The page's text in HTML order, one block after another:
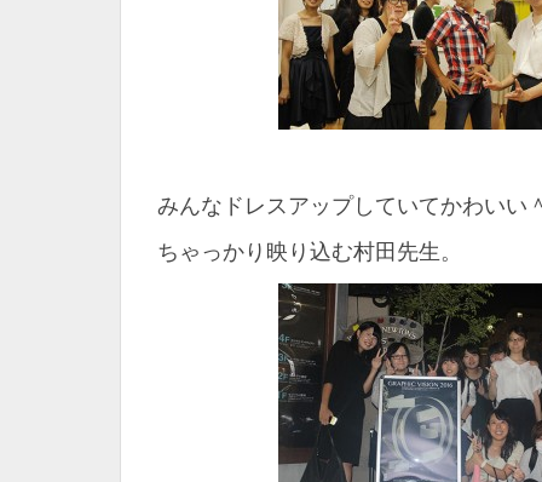
みんなドレスアップしていてかわいい
ちゃっかり映り込む村田先生。